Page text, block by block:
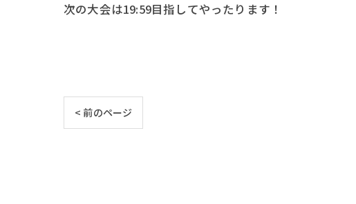
次の大会は19:59目指してやったります！
< 前のページ